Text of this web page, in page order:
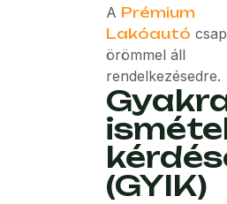
A Prémium
Lakóautó
örömmel áll
rendelkezésedre.
(GYIK)